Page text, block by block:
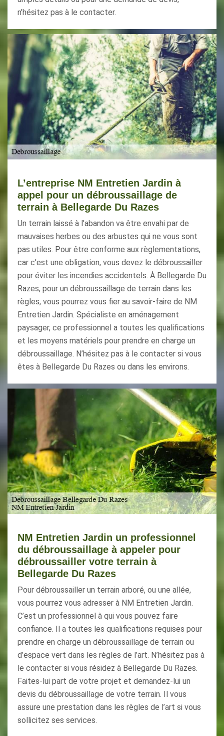
n’hésitez pas à le contacter.
L’entreprise NM Entretien Jardin à
appel pour un débroussaillage de
terrain à Bellegarde Du Razes
Un terrain laissé à l’abandon va être envahi par de
mauvaises herbes ou des arbustes qui ne vous sont
pas utiles. Pour être conforme aux règlementations,
car c’est une obligation, vous devez le débroussailler
pour éviter les incendies accidentels. À Bellegarde Du
Razes, pour un débroussaillage de terrain dans les
règles, vous pourrez vous fier au savoir-faire de NM
Entretien Jardin. Spécialiste en aménagement
paysager, ce professionnel a toutes les qualifications
et les moyens matériels pour prendre en charge un
débroussaillage. N’hésitez pas à le contacter si vous
êtes à Bellegarde Du Razes ou dans les environs.
NM Entretien Jardin un professionnel
du débroussaillage à appeler pour
débroussailler votre terrain à
Bellegarde Du Razes
Pour débroussailler un terrain arboré, ou une allée,
vous pourrez vous adresser à NM Entretien Jardin.
C’est un professionnel à qui vous pouvez faire
confiance. Il a toutes les qualifications requises pour
prendre en charge un débroussaillage de terrain ou
d’espace vert dans les règles de l’art. N’hésitez pas à
le contacter si vous résidez à Bellegarde Du Razes.
Faites-lui part de votre projet et demandez-lui un
devis du débroussaillage de votre terrain. Il vous
assure une prestation dans les règles de l’art si vous
sollicitez ses services.